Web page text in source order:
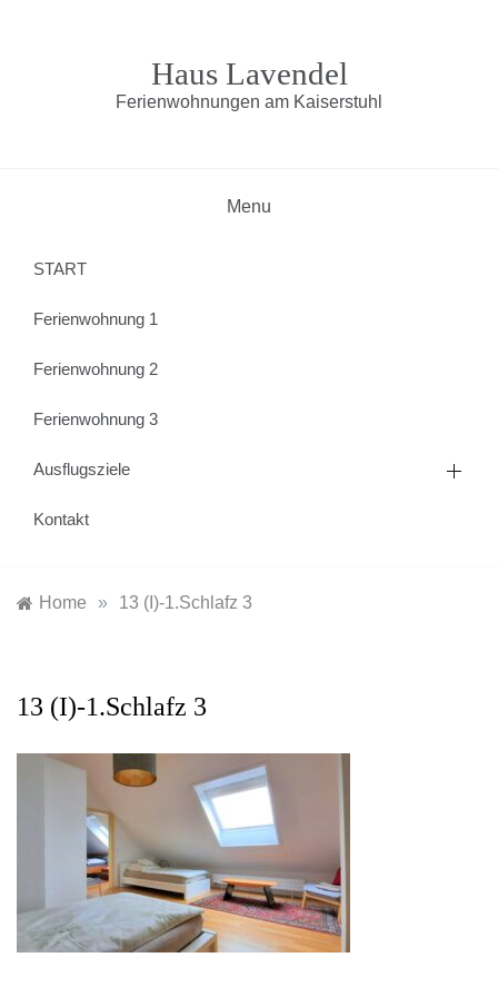
Haus Lavendel
Ferienwohnungen am Kaiserstuhl
Menu
START
Ferienwohnung 1
Ferienwohnung 2
Ferienwohnung 3
Ausflugsziele
Kontakt
Home » 13 (I)-1.Schlafz 3
13 (I)-1.Schlafz 3